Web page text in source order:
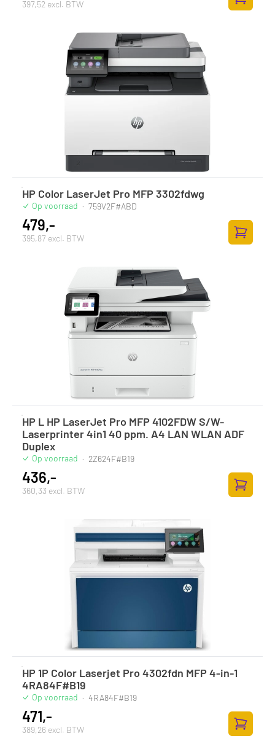
397,52 excl. BTW
Zum
HP Color LaserJet Pro MFP 3302fdwg
Op voorraad · 759V2F#ABD
479,-
395,87 excl. BTW
Zum
HP L HP LaserJet Pro MFP 4102FDW S/W-
Laserprinter 4in1 40 ppm. A4 LAN WLAN ADF
Duplex
Op voorraad · 2Z624F#B19
436,-
360,33 excl. BTW
Zum
HP 1P Color Laserjet Pro 4302fdn MFP 4-in-1
4RA84F#B19
Op voorraad · 4RA84F#B19
471,-
389,26 excl. BTW
Zum